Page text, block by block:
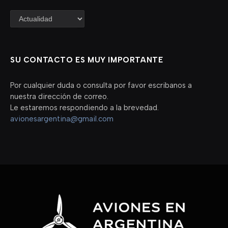
Categorías
SU CONTACTO ES MUY IMPORTANTE
Por cualquier duda o consulta por favor escribanos a
nuestra dirección de correo.
Le estaremos respondiendo a la brevedad.
avionesargentina@gmail.com